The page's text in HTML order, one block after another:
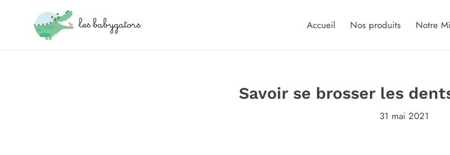
Accueil Nos produits Notre
Savoir se brosser les
31 mai 2021